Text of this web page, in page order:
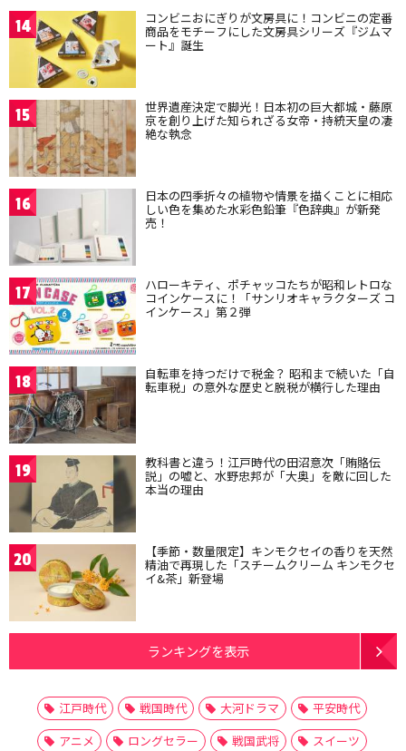
14 コンビニおにぎりが文房具に！コンビニの定番
商品をモチーフにした文房具シリーズ『ジムマ
ート』誕生
15 世界遺産決定で脚光！日本初の巨大都城・藤原
京を創り上げた知られざる女帝・持統天皇の凄
絶な執念
16 日本の四季折々の植物や情景を描くことに相応
しい色を集めた水彩色鉛筆『色辞典』が新発
売！
17 ハローキティ、ポチャッコたちが昭和レトロな
コインケースに！「サンリオキャラクターズ コ
インケース」第２弾
18 自転車を持つだけで税金？ 昭和まで続いた「自
転車税」の意外な歴史と脱税が横行した理由
19 教科書と違う！江戸時代の田沼意次「賄賂伝
説」の嘘と、水野忠邦が「大奥」を敵に回した
本当の理由
20 【季節・数量限定】キンモクセイの香りを天然
精油で再現した「スチームクリーム キンモクセ
イ&茶」新登場
ランキングを表示
江戸時代 戦国時代 大河ドラマ
平安時代
アニメ
ロングセラー 戦国武将
スイーツ